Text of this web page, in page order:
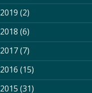
2019 (2)
2018 (6)
2017(7)
2016 (15)
2015 (31)